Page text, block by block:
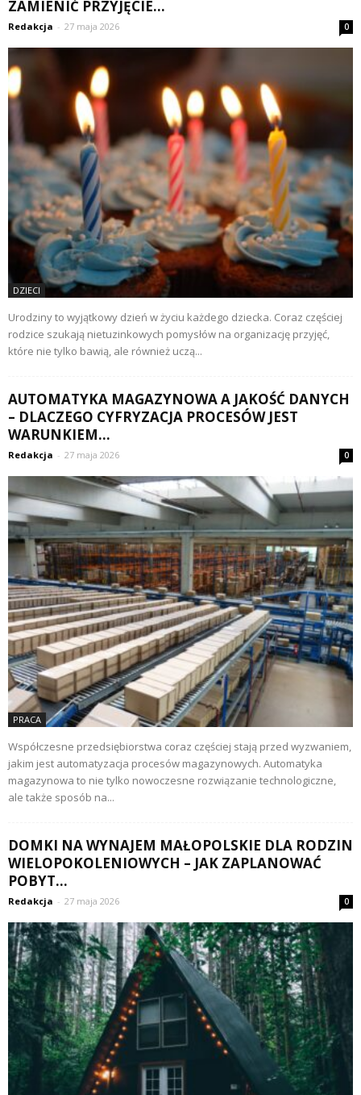
ZAMIENIĆ PRZYJĘCIE...
Redakcja - 27 maja 2026 0
DZIECI
Urodziny to wyjątkowy dzień w życiu każdego dziecka. Coraz częściej
rodzice szukają nietuzinkowych pomysłów na organizację przyjęć,
które nie tylko bawią, ale również uczą...
AUTOMATYKA MAGAZYNOWA A JAKOŚĆ DANYCH
– DLACZEGO CYFRYZACJA PROCESÓW JEST
WARUNKIEM...
Redakcja - 27 maja 2026 0
PRACA
Współczesne przedsiębiorstwa coraz częściej stają przed wyzwaniem,
jakim jest automatyzacja procesów magazynowych. Automatyka
magazynowa to nie tylko nowoczesne rozwiązanie technologiczne,
ale także sposób na...
DOMKI NA WYNAJEM MAŁOPOLSKIE DLA RODZIN
WIELOPOKOLENIOWYCH – JAK ZAPLANOWAĆ
POBYT...
Redakcja - 27 maja 2026 0